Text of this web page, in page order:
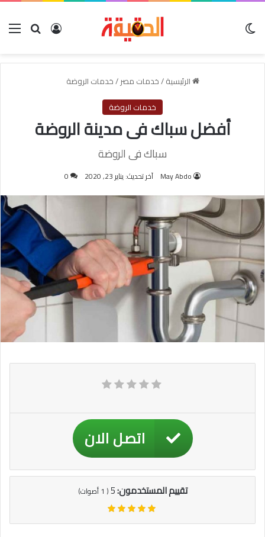
بحث عنتسجيل
الرئيسية/خدمات مصر/خدمات الروضة
خدمات الروضة
أفضل سباك فى مدينة الروضة
سباك فى الروضة
May Abdo آخر تحديث: يناير 23, 2020 0
اتصل الان
تقييم المستخدمون:5
(
1أصوات)